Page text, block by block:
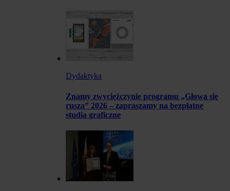
Dydaktyka
Znamy zwyciężczynie programu „Głowa się
rusza” 2026 – zapraszamy na bezpłatne
studia graficzne